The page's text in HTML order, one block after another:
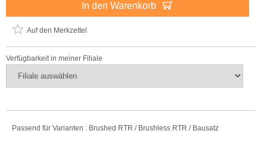
In den Warenkorb
Auf den Merkzettel
Verfügbarkeit in meiner Filiale
Passend für Varianten : Brushed RTR / Brushless RTR / Bausatz